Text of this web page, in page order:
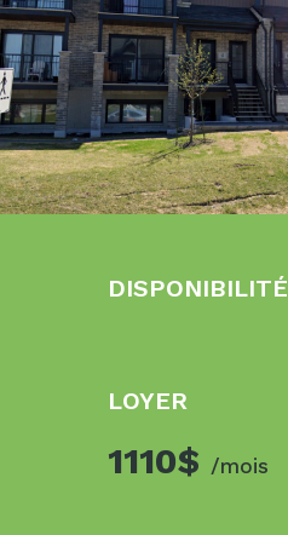
DISPONIBILITÉ
LOYER
1110$ /mois